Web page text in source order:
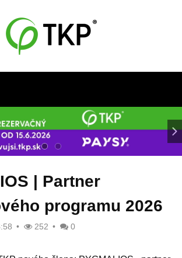
| Partner
programu 2026
252 0